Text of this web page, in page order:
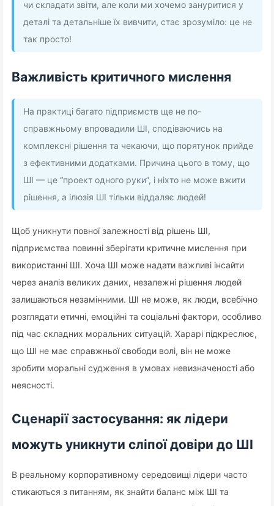
чи складати звіти, але коли ми хочемо зануритися у
деталі та детальніше їх вивчити, стає зрозуміло: це не
так просто!
Важливість критичного мислення
На практиці багато підприємств ще не по-
справжньому впровадили ШІ, сподіваючись на
комплексні рішення та чекаючи, що порятунок прийде
з ефективними додатками. Причина цього в тому, що
ШІ — це “проект одного руки”, і ніхто не може вжити
рішення, а ілюзія ШІ тільки віддаляє людей!
Щоб уникнути повної залежності від рішень ШІ,
підприємства повинні зберігати критичне мислення при
використанні ШІ. Хоча ШІ може надати важливі інсайти
через аналіз великих даних, незалежні рішення людей
залишаються незамінними. ШІ не може, як люди, всебічно
розглядати етичні, емоційні та соціальні фактори, особливо
під час складних моральних ситуацій. Харарі підкреслює,
що ШІ не має справжньої свободи волі, він не може
зробити моральні судження в умовах невизначеності або
неясності.
Сценарії застосування: як лідери
можуть уникнути сліпої довіри до ШІ
В реальному корпоративному середовищі лідери часто
стикаються з питанням, як знайти баланс між ШІ та